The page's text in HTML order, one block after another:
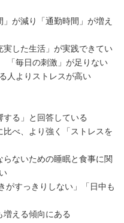
が減り「通勤時間」が増え
した生活」が実践できてい
日の刺激」が足りない
人よりストレスが高い
る」と回答している
べ、より強く「ストレスを
ないための睡眠と食事に関
がすっきりしない」「日中も
増える傾向にある